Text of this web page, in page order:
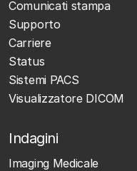
Comunicati stampa
Supporto
Carriere
Status
Sistemi PACS
Visualizzatore DICOM
Indagini
Imaging Medicale